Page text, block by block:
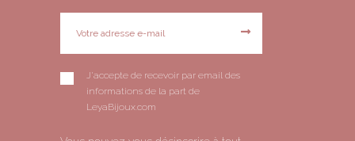
J'accepte de recevoir par email des
informations de la part de
LeyaBijoux.com